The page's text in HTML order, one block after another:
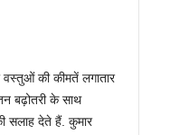
वस्तुओं की कीमतें लगातार
बढ़ोतरी के साथ
सलाह देते हैं. कुमार